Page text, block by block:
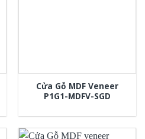
Cửa Gỗ MDF Veneer
P1G1-MDFV-SGD